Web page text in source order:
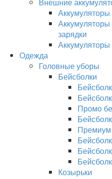
зарядки
Одежда
Головные уборы
Бейсболки
Промо
Премиум
Козырьки